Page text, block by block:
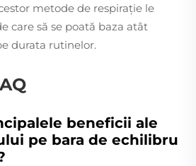
metode de respirație le
care să se poată baza atât
durata rutinelor.
beneficii ale
pe bara de echilibru